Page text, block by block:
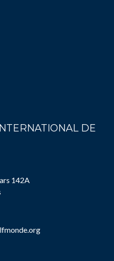
DE
142A